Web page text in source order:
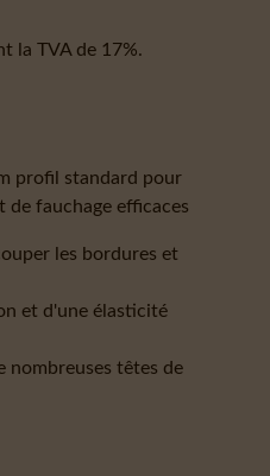
la TVA de 17%.
profil standard pour
de fauchage efficaces
les bordures et
et d'une élasticité
nombreuses têtes de